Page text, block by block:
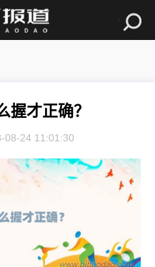
握才正确？
08-24 11:01:30